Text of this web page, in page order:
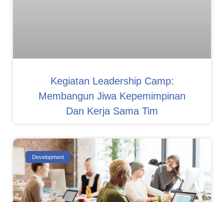
Kegiatan Leadership Camp:
Membangun Jiwa Kepemimpinan
Dan Kerja Sama Tim
Development